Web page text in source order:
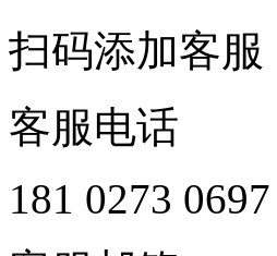
扫码添加客服
客服电话
181 0273 0697